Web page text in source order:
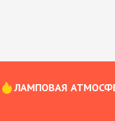
ЛАМПОВАЯ